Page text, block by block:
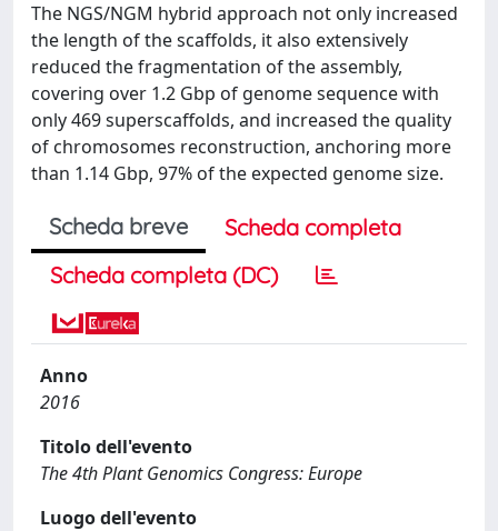
The NGS/NGM hybrid approach not only increased
the length of the scaffolds, it also extensively
reduced the fragmentation of the assembly,
covering over 1.2 Gbp of genome sequence with
only 469 superscaffolds, and increased the quality
of chromosomes reconstruction, anchoring more
than 1.14 Gbp, 97% of the expected genome size.
Scheda breve
Scheda completa
Scheda completa (DC)
Anno
2016
Titolo dell'evento
The 4th Plant Genomics Congress: Europe
Luogo dell'evento